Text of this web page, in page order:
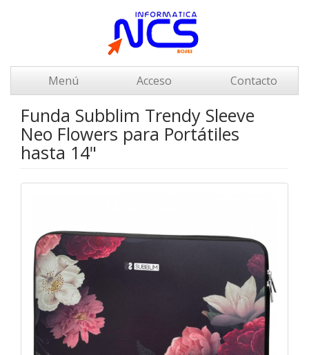
Menú Acceso Contacto
Funda Subblim Trendy Sleeve
Neo Flowers para Portátiles
hasta 14"